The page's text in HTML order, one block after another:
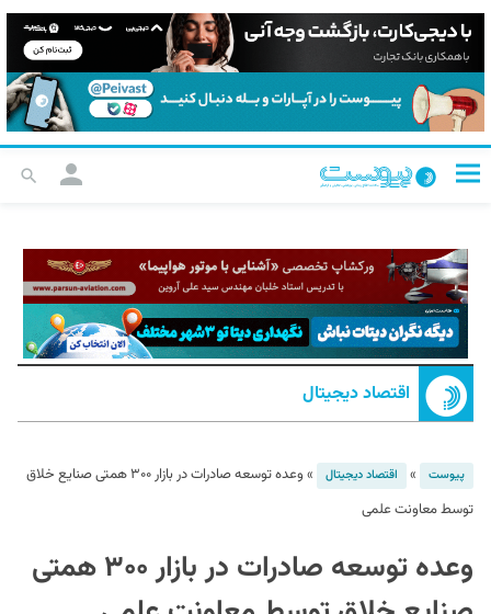
اقتصاد دیجیتال
پیوست » اقتصاد دیجیتال »
وعده توسعه صادرات در بازار ۳۰۰ همتی صنایع خلاق
توسط معاونت علمی
وعده توسعه صادرات در بازار ۳۰۰ همتی